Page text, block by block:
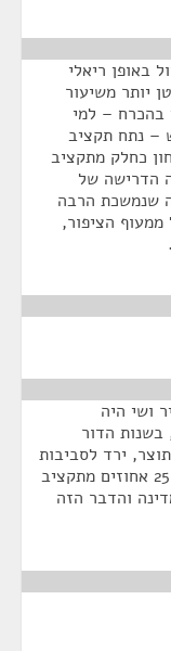
באופן ריאלי
יותר משיעור
בהכרח – למי
– נתח תקציב
כחלק מתקציב
הדרישה של
שנמשכת הרבה
ממעוף הציפור,
ושי היה
בשנות הדור
שהיה 15 אחוזים תוצר, ירד לסביבות
5.5 אחוזי תוצר, תקציב הביטחון שהיה כ-25 אחוזים מתקציב
המדינה והדבר הזה